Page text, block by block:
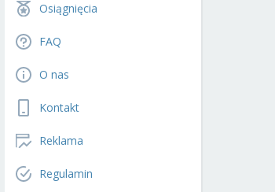
Osiągnięcia
FAQ
O nas
Kontakt
Reklama
Regulamin